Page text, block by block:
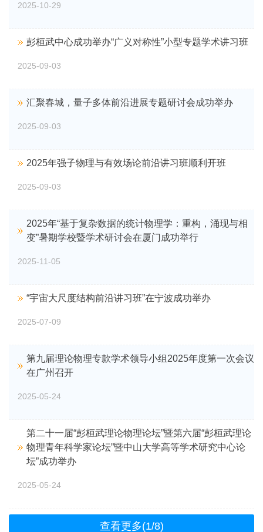
2025-10-29
彭桓武中心成功举办“广义对称性”小型专题学术讲习班
2025-09-03
汇聚春城，量子多体前沿进展专题研讨会成功举办
2025-09-03
2025年强子物理与有效场论前沿讲习班顺利开班
2025-09-03
2025年“基于复杂数据的统计物理学：重构，涌现与相
变”暑期学校暨学术研讨会在厦门成功举行
2025-11-05
“宇宙大尺度结构前沿讲习班”在宁波成功举办
2025-07-09
第九届理论物理专款学术领导小组2025年度第一次会议
在广州召开
2025-05-24
第二十一届“彭桓武理论物理论坛”暨第六届“彭桓武理论
物理青年科学家论坛”暨中山大学高等学术研究中心论
坛”成功举办
2025-05-24
查看更多(1/8)